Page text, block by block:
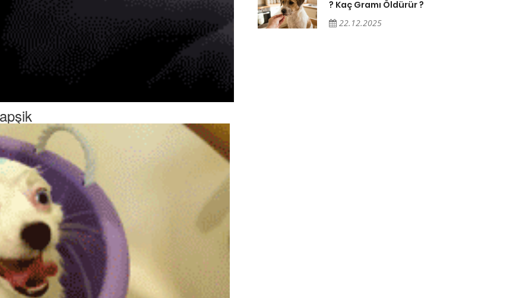
Temiz, İnsanların mı? Bilim Ne
Diyor?
05.10.2025
? Kaç Gramı Öldürür ?
22.12.2025